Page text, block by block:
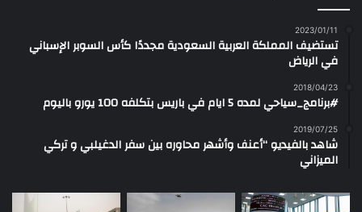
2023/01/11
تستضيف المملكة العربية السعودية مجددًا كأس السوبر الإسباني
في الرياض
2018/04/23
#برنامج_سياحي لمده 5 ايام في باريس بتكلفه 100 يورو باليوم
2019/07/25
شاهد بالفيديو “أعنف وأشهر محاوره بين سفر الدغيلبي و تركي
الميزاني